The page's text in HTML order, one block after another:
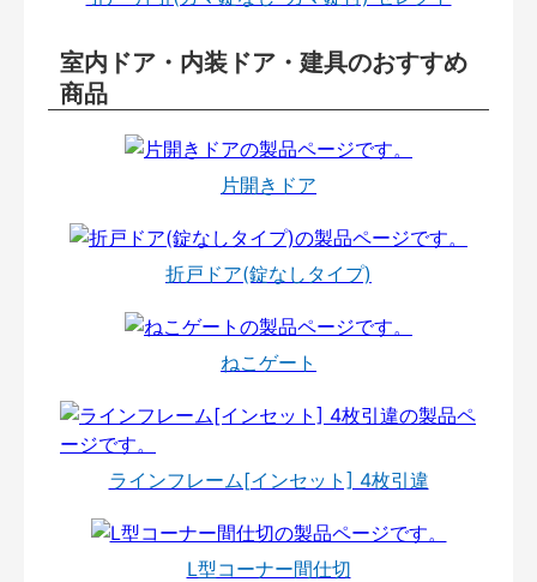
室内ドア・内装ドア・建具のおすすめ
商品
片開きドア
折戸ドア(錠なしタイプ)
ねこゲート
ラインフレーム[インセット] 4枚引違
L型コーナー間仕切